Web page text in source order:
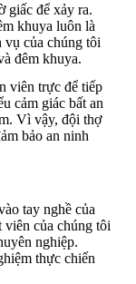
giấc để xảy ra.
khuya luôn là
vụ của chúng tôi
đêm khuya.
viên trực để tiếp
cảm giác bất an
Vì vậy, đội thợ
bảo an ninh
tay nghề của
của chúng tôi
nghiệp.
thực chiến